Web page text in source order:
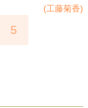
(工藤菊香)
5